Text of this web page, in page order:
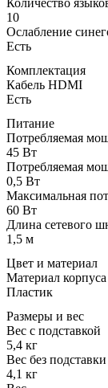
10
Ослабление
Есть
Комплектация
Кабель HDMI
Есть
Питание
Потребляемая
45 Вт
Потребляемая
0,5 Вт
Максимальная
60 Вт
Длина сетевого
1,5 м
Цвет и материал
Материал корпуса
Пластик
Размеры и вес
Вес с подставкой
5,4 кг
Вес без подставки
4,1 кг